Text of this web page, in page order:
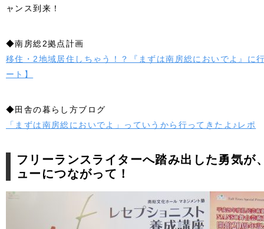
ャンス到来！
◆南房総2拠点計画
移住・2地域居住しちゃう！？『まずは南房総においでよ』に
ート】
◆田舎の暮らし方ブログ
「まずは南房総においでよ」っていうから行ってきたよ♪レポ
フリーランスライターへ踏み出した勇気が
ューにつながって！